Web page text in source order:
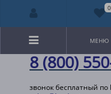
8 (800)
звонок бесплатный по
МЕНЮ
0